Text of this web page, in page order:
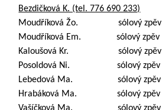
Bezdičková K. (tel. 776 690 233)
Moudříková Žo. sólový zpěv
Moudříková Em. sólový zpěv
Kaloušová Kr. sólový zpěv
Posoldová Ni. sólový zpěv
Lebedová Ma. sólový zpěv
Hrabáková Ma. sólový zpěv